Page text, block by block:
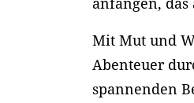
Mit Mut und
Abenteuer
spannenden